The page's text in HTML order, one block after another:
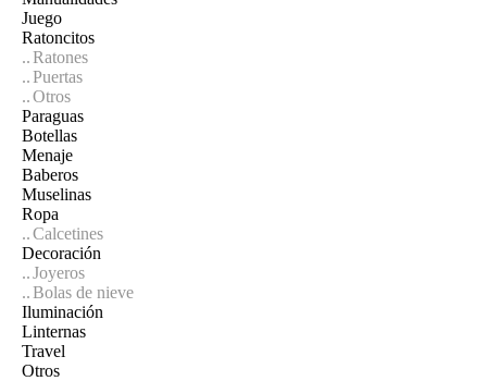
Juego
Ratoncitos
Ratones
Puertas
Otros
Paraguas
Botellas
Menaje
Baberos
Muselinas
Ropa
Calcetines
Decoración
Joyeros
Bolas de nieve
Iluminación
Linternas
Travel
Otros